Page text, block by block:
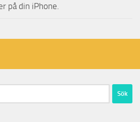
på din iPhone.